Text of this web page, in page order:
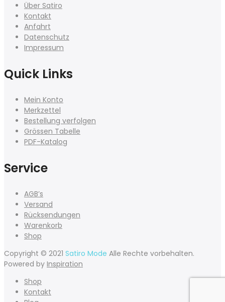
Über Satiro
Kontakt
Anfahrt
Datenschutz
Impressum
Quick Links
Mein Konto
Merkzettel
Bestellung verfolgen
Grössen Tabelle
PDF-Katalog
Service
AGB’s
Versand
Rücksendungen
Warenkorb
Shop
Copyright © 2021 Satiro Mode Alle Rechte vorbehalten.
Powered by Inspiration
Shop
Kontakt